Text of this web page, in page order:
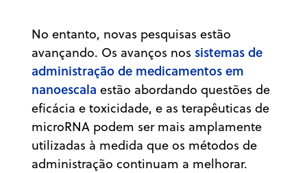
No entanto, novas pesquisas estão
avançando. Os avanços nos sistemas de
administração de medicamentos em
nanoescala estão abordando questões de
eficácia e toxicidade, e as terapêuticas de
microRNA podem ser mais amplamente
utilizadas à medida que os métodos de
administração continuam a melhorar.